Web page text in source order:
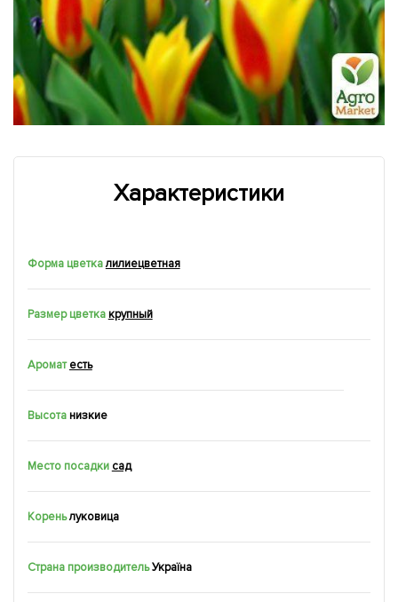
Характеристики
Форма цветкалилиецветная
Размер цветка крупный
Аромат есть
Высотанизкие
Место посадки сад
Кореньлуковица
Страна производитель Україна